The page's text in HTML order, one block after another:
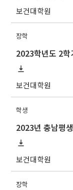
보건대학원
장학
보건대학원
학생
보건대학원
장학